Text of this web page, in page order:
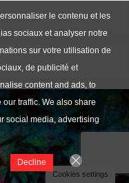
le contenu et les
sociaux et analyser notre
sur votre utilisation de
de publicité et
content and ads, to
traffic. We also share
social media, advertising
Decline
Cookies settings